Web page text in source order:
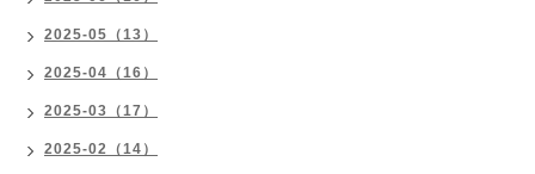
2025-05（13）
2025-04（16）
2025-03（17）
2025-02（14）